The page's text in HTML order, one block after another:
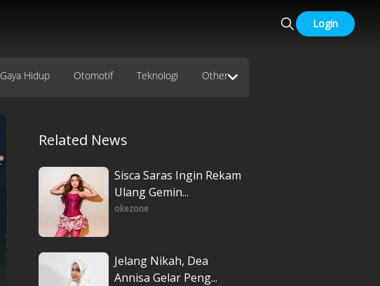
Login
Gaya Hidup Otomotif Teknologi Other
Related News
Sisca Saras Ingin Rekam
Ulang Gemin...
okezone
Jelang Nikah, Dea
Annisa Gelar Peng...